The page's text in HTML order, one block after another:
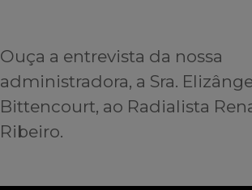
Ouça a entrevista da nossa
administradora, a Sra.
Bittencourt, ao Radialista
Ribeiro.